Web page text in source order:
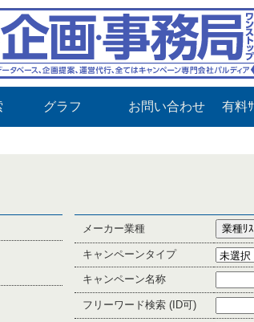
グラフ お問い合わせ 有料
メーカー業種
キャンペーンタイプ
キャンペーン名称
フリーワード検索 (ID可)